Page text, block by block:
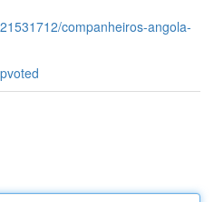
companheiros-angola-